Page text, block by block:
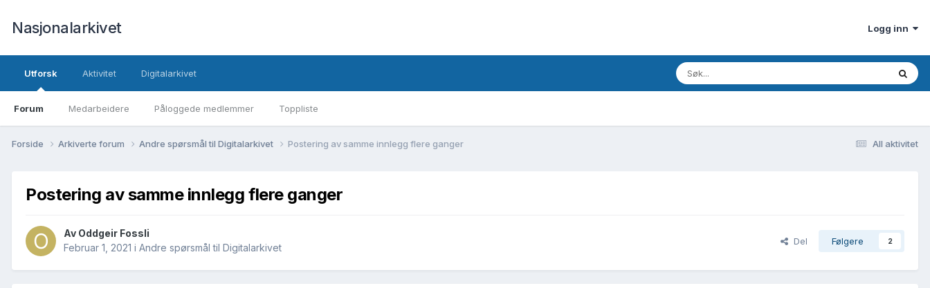
Nasjonalarkivet Logg inn
Utforsk
Forum Medarbeidere Påloggede medlemmer Toppliste
Aktivitet Digitalarkivet
All aktivitet
Forside Arkiverte forum Andre spørsmål til Digitalarkivet Postering av samme innlegg flere ganger
Postering av samme innlegg flere ganger
Av Oddgeir Fossli
Februar 1, 2021 i Andre spørsmål til Digitalarkivet
Del Følgere 2